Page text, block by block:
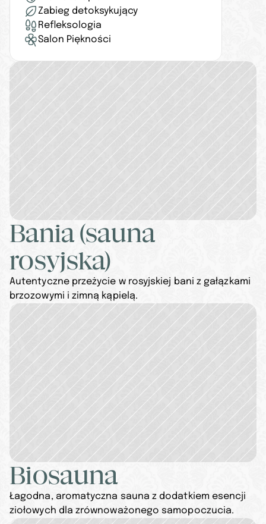
Zabieg detoksykujący
Refleksologia
Salon Piękności
Bania (sauna
rosyjska)
Autentyczne przeżycie w rosyjskiej bani z gałązkami
brzozowymi i zimną kąpielą.
Biosauna
Łagodna, aromatyczna sauna z dodatkiem esencji
ziołowych dla zrównoważonego samopoczucia.